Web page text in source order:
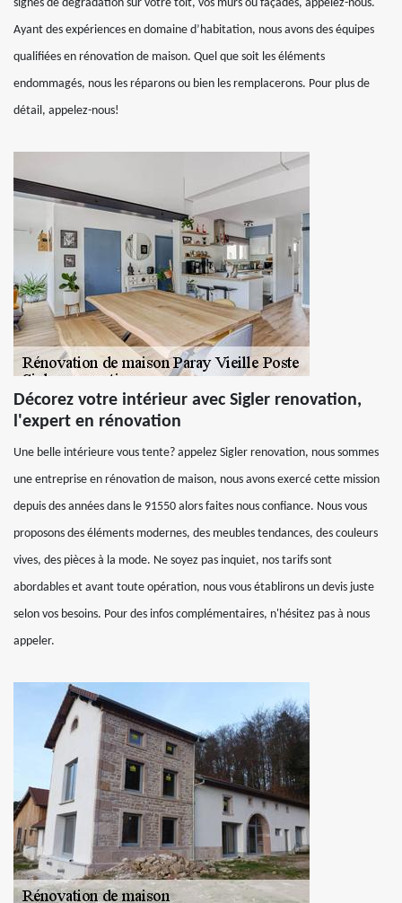
signes de dégradation sur votre toit, vos murs ou façades, appelez-nous.
Ayant des expériences en domaine d’habitation, nous avons des équipes
qualifiées en rénovation de maison. Quel que soit les éléments
endommagés, nous les réparons ou bien les remplacerons. Pour plus de
détail, appelez-nous!
Décorez votre intérieur avec Sigler renovation,
l'expert en rénovation
Une belle intérieure vous tente? appelez Sigler renovation, nous sommes
une entreprise en rénovation de maison, nous avons exercé cette mission
depuis des années dans le 91550 alors faites nous confiance. Nous vous
proposons des éléments modernes, des meubles tendances, des couleurs
vives, des pièces à la mode. Ne soyez pas inquiet, nos tarifs sont
abordables et avant toute opération, nous vous établirons un devis juste
selon vos besoins. Pour des infos complémentaires, n'hésitez pas à nous
appeler.